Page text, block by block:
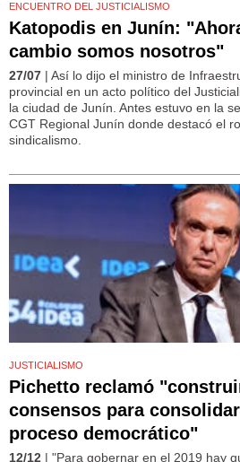
ENCUENTRO DEL JUSTICIALISMO
Katopodis en Junín:
cambio somos nosotros"
27/07 | Así lo dijo el ministro de
provincial en un acto político del
la ciudad de Junín. Antes estuvo en la
CGT Regional Junín donde destacó el
sindicalismo.
JUSTICIALISMO
Pichetto reclamó
consensos para
proceso democrático"
12/12 | "Para gobernar en el 2019 hay